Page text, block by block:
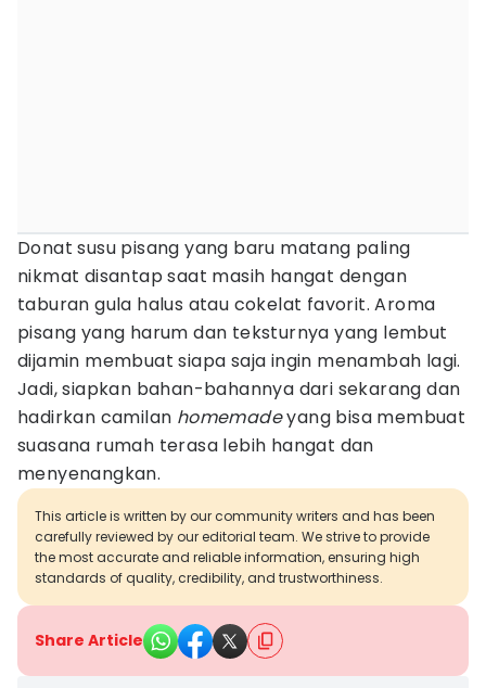
Donat susu pisang yang baru matang paling
nikmat disantap saat masih hangat dengan
taburan gula halus atau cokelat favorit. Aroma
pisang yang harum dan teksturnya yang lembut
dijamin membuat siapa saja ingin menambah lagi.
Jadi, siapkan bahan-bahannya dari sekarang dan
hadirkan camilan homemadeyang bisa membuat
suasana rumah terasa lebih hangat dan
menyenangkan.
This article is written by our community writers and has been
carefully reviewed by our editorial team. We strive to provide
the most accurate and reliable information, ensuring high
standards of quality, credibility, and trustworthiness.
Share Article